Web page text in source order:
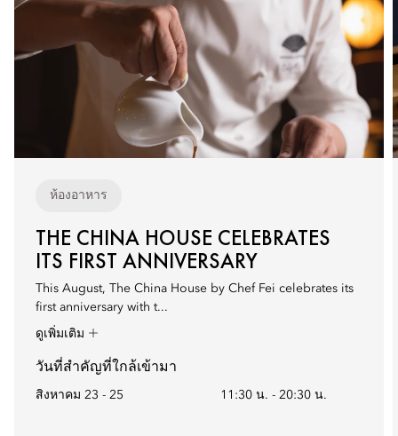
ห้องอาหาร
THE CHINA HOUSE CELEBRATES
ITS FIRST ANNIVERSARY
This August, The China House by Chef Fei celebrates its
first anniversary with t...
ดูเพิ่มเติม
วันที่สำคัญที่ใกล้เข้ามา
สิงหาคม 23 - 25 11:30 น. - 20:30 น.